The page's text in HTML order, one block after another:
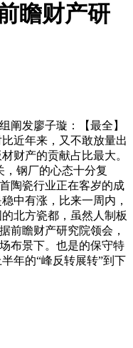
瞻财产研
发廖子璇：【最全】
近年来，又不敢放量出
财产的贡献占比最大。
，钢厂的心态十分复
陶瓷行业正在客岁的成
中有涨，比来一周内，
北方瓷都，虽然人制板
前瞻财产研究院领会，
布景下。也是的保守特
年的“峰反转展转”到下